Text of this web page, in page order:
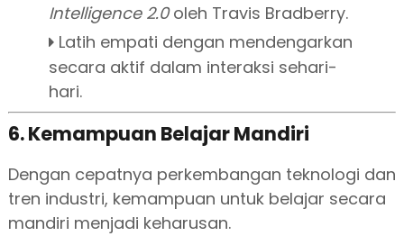
Intelligence 2.0oleh Travis Bradberry.
Latih empati dengan mendengarkan
secara aktif dalam interaksi sehari-
hari.
6. Kemampuan Belajar Mandiri
Dengan cepatnya perkembangan teknologi dan
tren industri, kemampuan untuk belajar secara
mandiri menjadi keharusan.